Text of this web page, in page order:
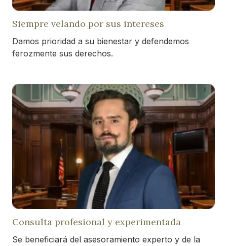
Siempre velando por sus intereses
Damos prioridad a su bienestar y defendemos
ferozmente sus derechos.
Consulta profesional y experimentada
Se beneficiará del asesoramiento experto y de la